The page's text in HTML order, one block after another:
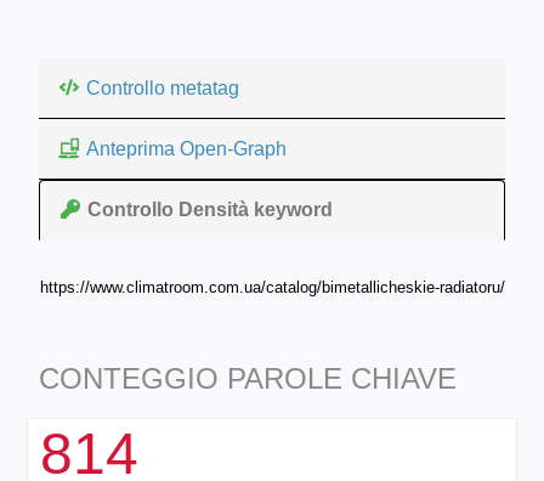
Controllo metatag
Anteprima Open-Graph
Controllo Densità keyword
https://www.climatroom.com.ua/catalog/bimetallicheskie-radiatoru/
CONTEGGIO PAROLE CHIAVE
814